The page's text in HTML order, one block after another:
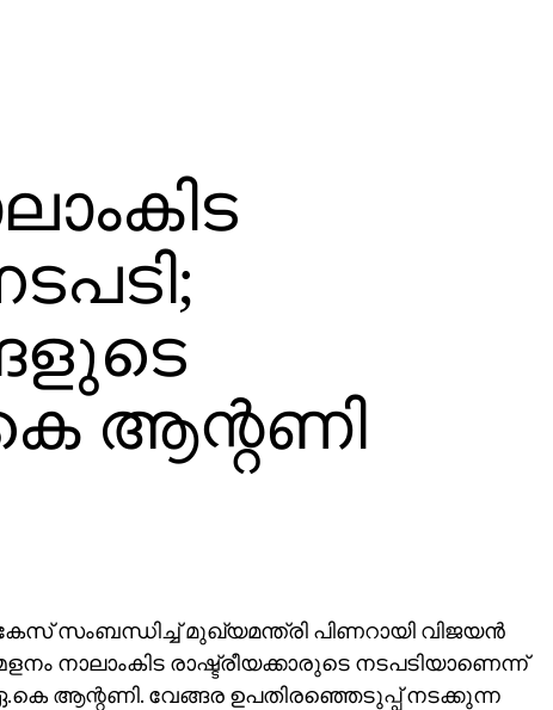
ആന്റണി
സംബന്ധിച്ച് മുഖ്യമന്ത്രി പിണറായി വിജയന്‍
നാലാംകിട രാഷ്ട്രീയക്കാരുടെ നടപടിയാണെന്ന്
ആന്റണി. വേങ്ങര ഉപതിരഞ്ഞെടുപ്പ് നടക്കുന്ന